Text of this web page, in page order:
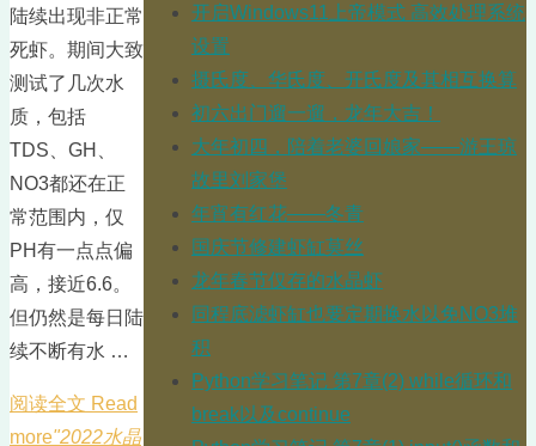
陆续出现非正常
死虾。期间大致
测试了几次水
质，包括
TDS、GH、
NO3都还在正
常范围内，仅
PH有一点点偏
高，接近6.6。
但仍然是每日陆
续不断有水 …
阅读全文 Read
more"2022水晶
开启Windows11上帝模式 高效处理系统
设置
摄氏度、华氏度、开氏度及其相互换算
初六出门遛一遛，龙年大吉！
大年初四，陪着老婆回娘家——游王琼
故里刘家堡
年宵有红花——冬青
国庆节修建虾缸莫丝
龙年春节仅存的水晶虾
同程底滤虾缸也要定期换水以免NO3堆
积
Python学习笔记 第7章(2) while循环和
break以及continue